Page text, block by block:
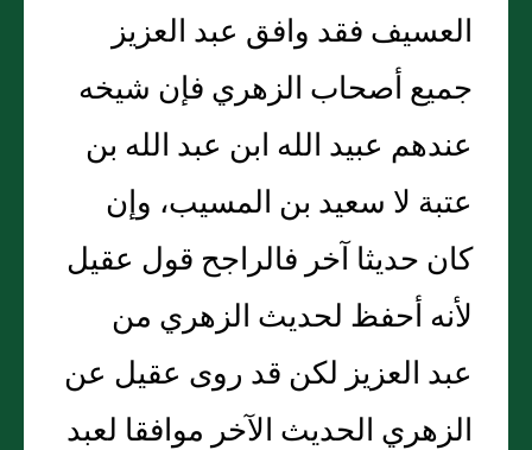
العسيف فقد وافق عبد العزيز
جميع أصحاب الزهري فإن شيخه
عندهم عبيد الله ابن عبد الله بن
عتبة لا سعيد بن المسيب، وإن
كان حديثا آخر فالراجح قول عقيل
لأنه أحفظ لحديث الزهري من
عبد العزيز لكن قد روى عقيل عن
الزهري الحديث الآخر موافقا لعبد